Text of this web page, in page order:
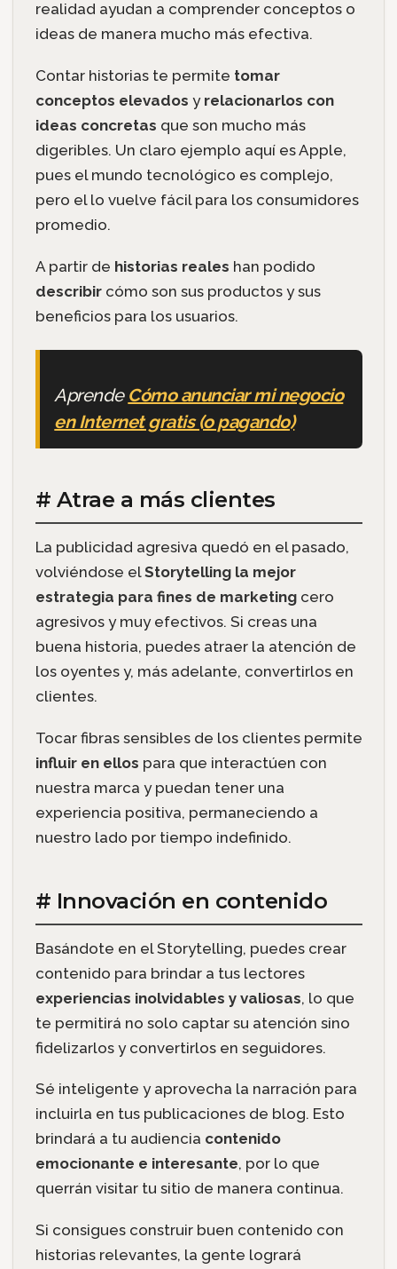
realidad ayudan a comprender conceptos o
ideas de manera mucho más efectiva.
Contar historias te permite tomar
conceptos elevados y relacionarlos con
ideas concretas que son mucho más
digeribles. Un claro ejemplo aquí es Apple,
pues el mundo tecnológico es complejo,
pero el lo vuelve fácil para los consumidores
promedio.
A partir de historias reales han podido
describir cómo son sus productos y sus
beneficios para los usuarios.
Aprende Cómo anunciar mi negocio
en Internet gratis (o pagando)
# Atrae a más clientes
La publicidad agresiva quedó en el pasado,
volviéndose elStorytelling la mejor
estrategia para fines de marketing cero
agresivos y muy efectivos. Si creas una
buena historia, puedes atraer la atención de
los oyentes y, más adelante, convertirlos en
clientes.
Tocar fibras sensibles de los clientes permite
influir en ellos para que interactúen con
nuestra marca y puedan tener una
experiencia positiva, permaneciendo a
nuestro lado por tiempo indefinido.
# Innovación en contenido
Basándote en el Storytelling, puedes crear
contenido para brindar a tus lectores
experiencias inolvidables y valiosas, lo que
te permitirá no solo captar su atención sino
fidelizarlos y convertirlos en seguidores.
Sé inteligente y aprovecha la narración para
incluirla en tus publicaciones de blog. Esto
brindará a tu audiencia contenido
emocionante e interesante, por lo que
querrán visitar tu sitio de manera continua.
Si consigues construir buen contenido con
historias relevantes, la gente logrará